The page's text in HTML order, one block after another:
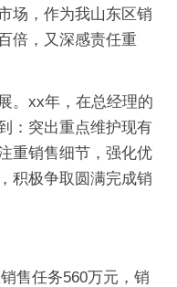
场，作为我山东区销
倍，又深感责任重
。xx年，在总经理的
：突出重点维护现有
重销售细节，强化优
积极争取圆满完成销
售任务560万元，销